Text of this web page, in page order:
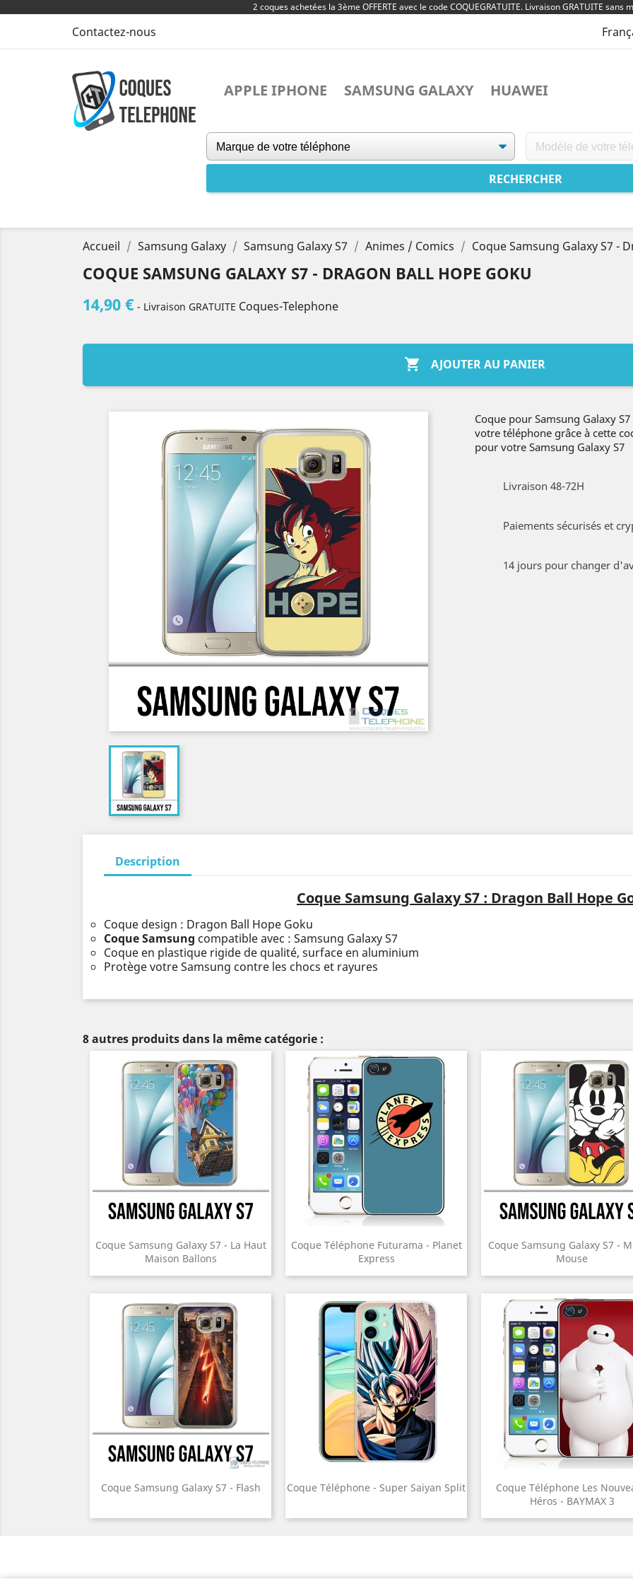
2 coques achetées la 3ème OFFERTE avec le code COQUEGRATUITE. Livraison GRATUITE sans
Contactez-nous
APPLE IPHONE SAMSUNG GALAXY HUAWEI
Accueil Samsung Galaxy Samsung Galaxy S7 Animes / Comics Coque Samsung Galaxy S7 -
COQUE SAMSUNG GALAXY S7 - DRAGON BALL HOPE GOKU
14,90 € - Livraison GRATUITE Coques-Telephone
 AJOUTER AU PANIER
Coque pour Samsung Galaxy
votre téléphone grâce à cette
pour votre Samsung Galaxy S7
Livraison 48-72H
Paiements sécurisés et
14 jours pour changer
Description
Coque Samsung Galaxy S7 : Dragon Ball Hope
Coque design : Dragon Ball Hope Goku
Coque Samsung compatible avec : Samsung Galaxy S7
Coque en plastique rigide de qualité, surface en aluminium
Protège votre Samsung contre les chocs et rayures
8 autres produits dans la même catégorie :
Coque Samsung Galaxy S7 - La Haut
Maison Ballons
Coque Téléphone Futurama - Planet
Express
Coque Samsung Galaxy S7 -
Mouse
Coque Samsung Galaxy S7 - Flash Coque Téléphone - Super Saiyan Split
Coque Téléphone Les
Héros - BAYMAX 3